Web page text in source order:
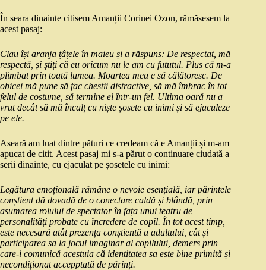
În seara dinainte citisem Amanții Corinei Ozon, rămăsesem la
acest pasaj:
Clau își aranja țâțele în maieu și a răspuns: De respectat, mă
respectă, și știți că eu oricum nu le am cu fututul. Plus că m-a
plimbat prin toată lumea. Moartea mea e să călătoresc. De
obicei mă pune să fac chestii distractive, să mă îmbrac în tot
felul de costume, să termine el într-un fel. Ultima oară nu a
vrut decât să mă încalț cu niște șosete cu inimi și să ejaculeze
pe ele.
Aseară am luat dintre pături ce credeam că e Amanții și m-am
apucat de citit. Acest pasaj mi s-a părut o continuare ciudată a
serii dinainte, cu ejaculat pe șosetele cu inimi:
Legătura emoțională rămâne o nevoie esențială, iar părintele
conștient dă dovadă de o conectare caldă și blândă, prin
asumarea rolului de spectator în fața unui teatru de
personalități probate cu încredere de copil. În tot acest timp,
este necesară atât prezența conștientă a adultului, cât și
participarea sa la jocul imaginar al copilului, demers prin
care-i comunică acestuia că identitatea sa este bine primită și
necondiționat accepptată de părinți.